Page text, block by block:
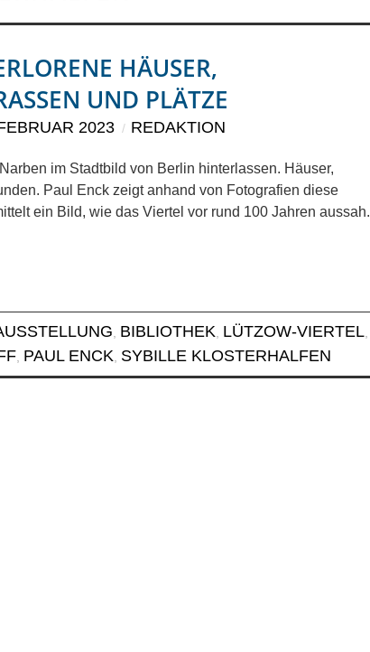
HÄUSER,
UND PLÄTZE
2023 REDAKTION
im Stadtbild von Berlin hinterlassen. Häuser,
Paul Enck zeigt anhand von Fotografien diese
ein Bild, wie das Viertel vor rund 100 Jahren aussah.
BIBLIOTHEK LÜTZOW-VIERTEL,
PAUL ENCK SYBILLE KLOSTERHALFEN